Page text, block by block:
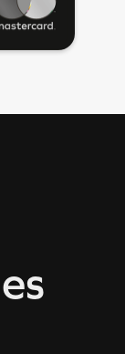
es